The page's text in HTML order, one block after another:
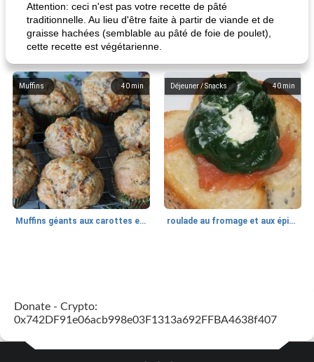
Attention: ceci n'est pas votre recette de pâté
traditionnelle. Au lieu d'être faite à partir de viande et de
graisse hachées (semblable au pâté de foie de poulet),
cette recette est végétarienne.
40 min
Muffins
Muffins géants aux carottes et à la banane de Nif
40 min
Déjeuner / Snacks
roulade au fromage et aux épinards
Donate - Crypto:
0x742DF91e06acb998e03F1313a692FFBA4638f407